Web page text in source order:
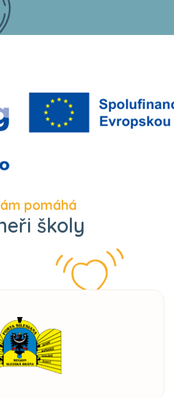
pomáhá
školy